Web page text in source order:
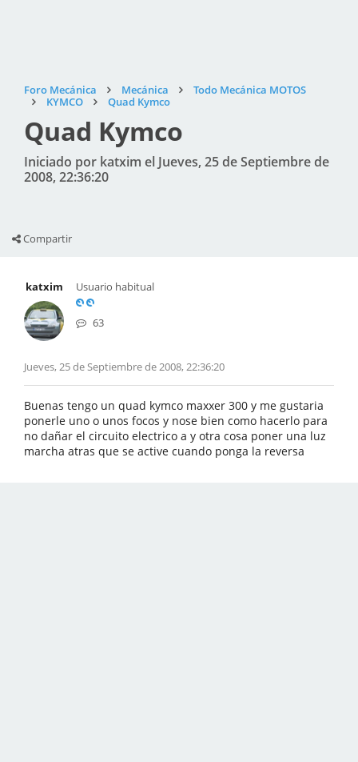
Foro Mecánica Mecánica
Todo Mecánica MOTOS
KYMCO
Quad Kymco
Quad Kymco
Iniciado por katxim el Jueves, 25 de Septiembre de
2008, 22:36:20
Compartir
katxim Usuario habitual
63
Jueves, 25 de Septiembre de 2008, 22:36:20
Buenas tengo un quad kymco maxxer 300 y me gustaria
ponerle uno o unos focos y nose bien como hacerlo para
no dañar el circuito electrico a y otra cosa poner una luz
marcha atras que se active cuando ponga la reversa